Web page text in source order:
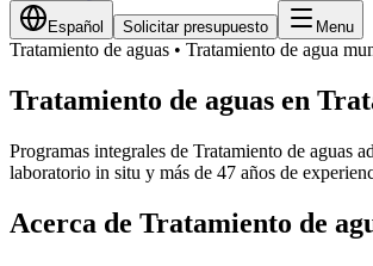
Español Solicitar presupuesto Menu
Tratamiento de aguas • Tratamiento de agua
Tratamiento de aguas en
Programas integrales de Tratamiento de aguas
laboratorio in situ y más de 47 años de
Acerca de Tratamiento de